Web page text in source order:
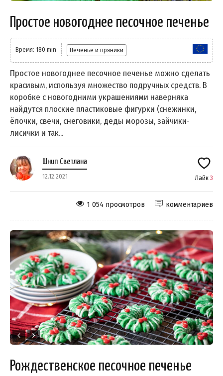
Простое новогоднее песочное печенье
Время: 180 min Печенье и пряники
Простое новогоднее песочное печенье можно сделать
красивым, используя множество подручных средств. В
коробке с новогодними украшениями наверняка
найдутся плоские пластиковые фигурки (снежинки,
ёлочки, свечи, снеговики, деды морозы, зайчики-
лисички и так...
Шнип Светлана
12.12.2021 Лайк 3
комментариев
1 054 просмотров
Рождественское песочное печенье